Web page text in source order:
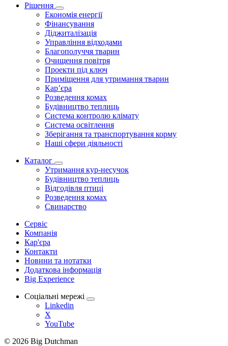
Рішення
Економія енергії
Фінансування
Діджиталізація
Управління відходами
Благополуччя тварин
Очищення повітря
Проекти під ключ
Приміщення для утримання тварин
Кар’єра
Розведення комах
Будівництво теплиць
Система контролю клімату
Система освітлення
Зберігання та транспортування корму
Наші сфери діяльності
Каталог
Утримання кур-несучок
Будівництво теплиць
Відгодівля птиці
Розведення комах
Свинарство
Сервіс
Компанія
Кар'єра
Контакти
Новини та нотатки
Додаткова інформація
Big Experience
Соціальні мережі
Linkedin
X
YouTube
© 2026 Big Dutchman